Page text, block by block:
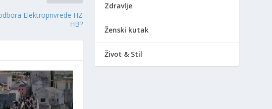
Elektroprivrede HZ
HB?
Zdravlje
Ženski kutak
Život & Stil